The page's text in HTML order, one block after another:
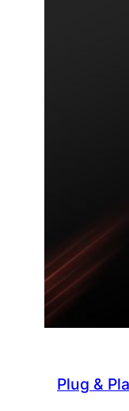
Plug &